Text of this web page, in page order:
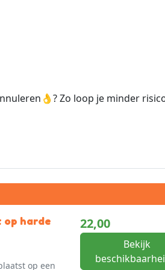
Zo loop je minder
22,00
Bekijk
op harde
op een